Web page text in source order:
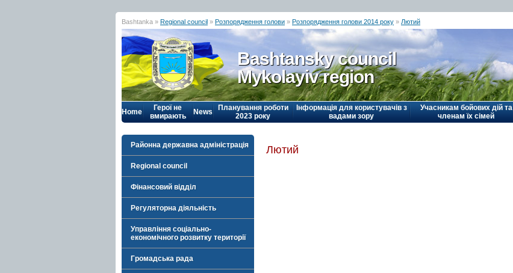
Bashtanka » Regional council » Розпорядження голови » Розпорядження голови 2014 року » Лютий
Bashtansky council
Mykolayiv region
Home
Герої не
вмирають
News
Планування роботи
2023 року
Інформація для користувачів з
вадами зору
Учасникам бойових дій та
членам їх сімей
Районна державна адміністрація
Regional council
Фінансовий відділ
Регуляторна діяльність
Управління соціально-
економічного розвитку території
Громадська рада
Лютий